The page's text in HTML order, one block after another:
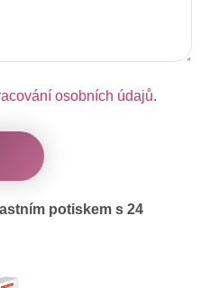
osobních údajů.
potiskem s 24